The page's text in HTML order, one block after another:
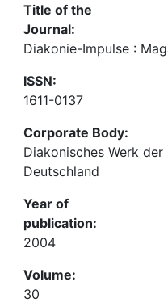
Title of the
Journal:
Diakonie-Impulse :
ISSN:
1611-0137
Corporate Body:
Diakonisches Werk
Deutschland
Year of
publication:
2004
Volume:
30